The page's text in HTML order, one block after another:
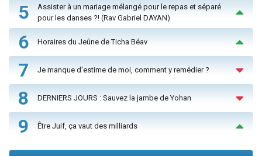
5
Assister à un mariage mélangé pour le repas et séparé
pour les danses ?! (Rav Gabriel DAYAN)
6 Horaires du Jeûne de Ticha Béav
7 Je manque d'estime de moi, comment y remédier ?
8 DERNIERS JOURS : Sauvez la jambe de Yohan
9 Être Juif, ça vaut des milliards